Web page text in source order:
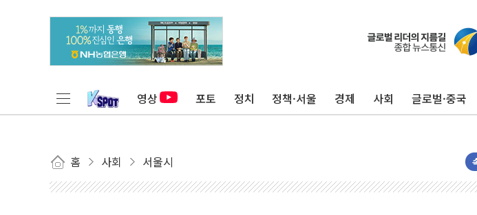
영상 포토 정치 정책·서울 경제 사회 글로벌·중국
홈 사회 서울시